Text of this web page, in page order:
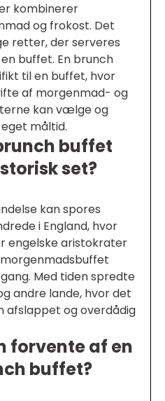
kombinerer
og frokost. Det
retter, der serveres
buffet. En brunch
til en buffet, hvor
af morgenmad- og
kan vælge og
måltid.
buffet
set?
kan spores
i England, hvor
engelske aristokrater
Med tiden spredte
andre lande, hvor det
og overdådig
forvente af en
buffet?